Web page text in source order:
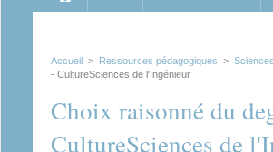
Accueil > Ressources pédagogiques >
- CultureSciences de l'Ingénieur
Choix raisonné du
CultureSciences de